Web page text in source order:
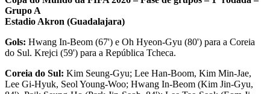
Grupo A
Estadio Akron (Guadalajara)
Gols: Hwang In-Beom (67') e Oh Hyeon-Gyu (80') para a Coreia
do Sul. Krejci (59') para a República Tcheca.
Coreia do Sul: Kim Seung-Gyu; Lee Han-Boom, Kim Min-Jae,
Lee Gi-Hyuk, Seol Young-Woo; Hwang In-Beom (Kim Jin-Gyu,